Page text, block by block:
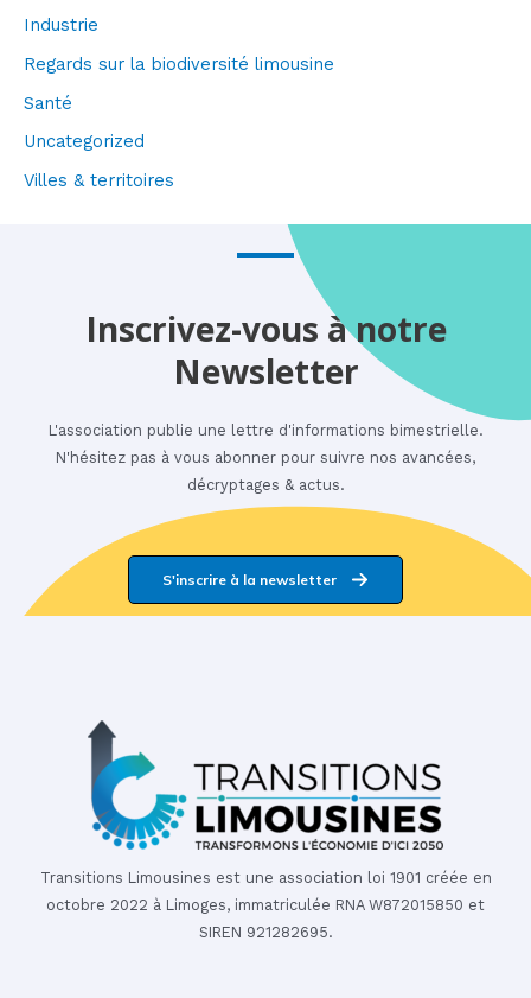
Industrie
Regards sur la biodiversité limousine
Santé
Uncategorized
Villes & territoires
Inscrivez-vous à notre
Newsletter
L'association publie une lettre d'informations bimestrielle.
N'hésitez pas à vous abonner pour suivre nos avancées,
décryptages & actus.
S'inscrire à la newsletter
Transitions Limousines est une association loi 1901 créée en
octobre 2022 à Limoges, immatriculée RNA W872015850 et
SIREN 921282695.